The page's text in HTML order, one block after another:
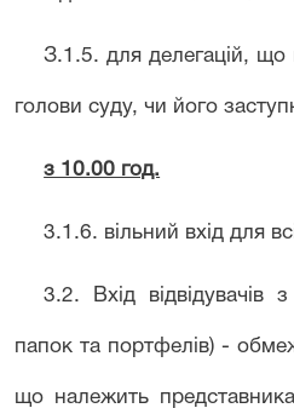
З.1.5. для делегацій, що
голови суду, чи його
з 10.00 год.
3.1.6. вільний вхід для
3.2. Вхід відвідувачів
папок та портфелів) -
що належить